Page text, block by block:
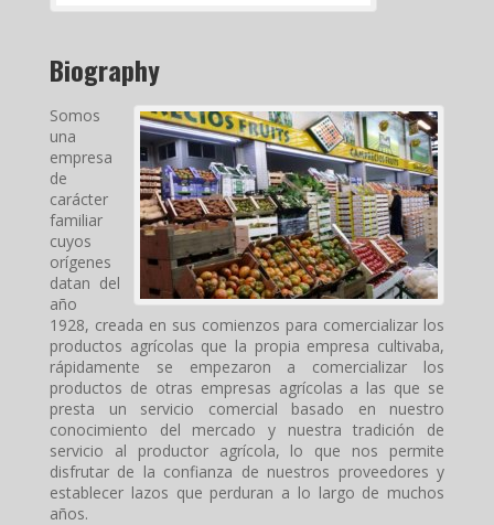
Biography
Somos
una
empresa
de
carácter
familiar
cuyos
orígenes
datan del
año
1928, creada en sus comienzos para comercializar los
productos agrícolas que la propia empresa cultivaba,
rápidamente se empezaron a comercializar los
productos de otras empresas agrícolas a las que se
presta un servicio comercial basado en nuestro
conocimiento del mercado y nuestra tradición de
servicio al productor agrícola, lo que nos permite
disfrutar de la confianza de nuestros proveedores y
establecer lazos que perduran a lo largo de muchos
años.